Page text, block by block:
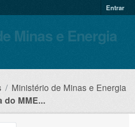
Entrar
Minas e Energia
Ministério de Minas e Energia
do MME...